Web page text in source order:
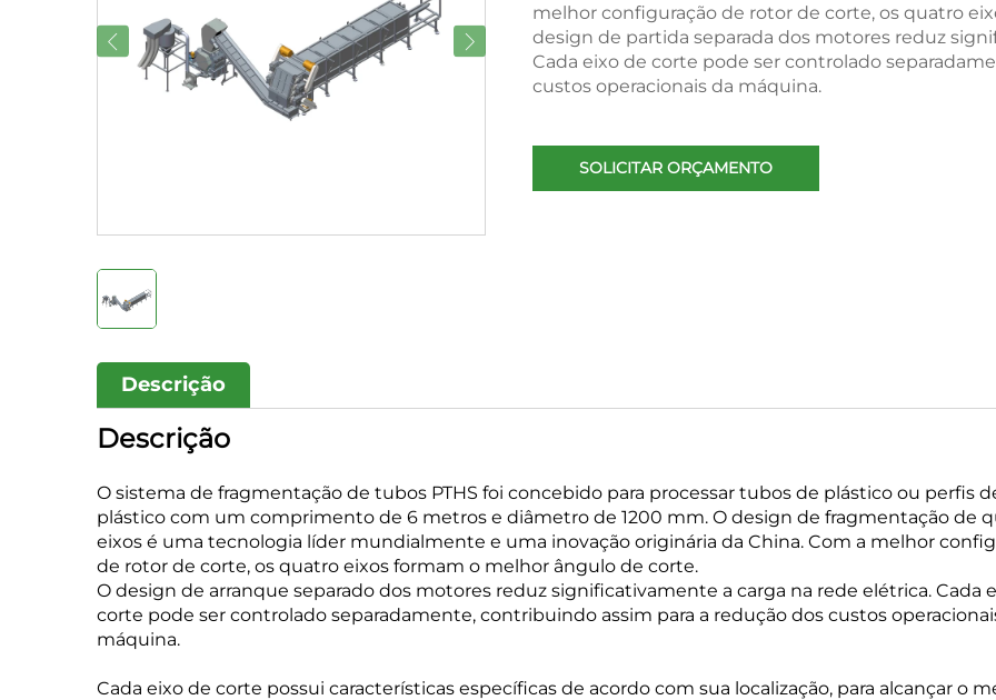
melhor configuração de rotor de corte, os quatro
design de partida separada dos motores reduz
Cada eixo de corte pode ser controlado
custos operacionais da máquina.
SOLICITAR ORÇAMENTO
Descrição
Descrição
O sistema de fragmentação de tubos PTHS foi concebido para processar tubos de plástico ou perfis
plástico com um comprimento de 6 metros e diâmetro de 1200 mm. O design de fragmentação de
eixos é uma tecnologia líder mundialmente e uma inovação originária da China. Com a melhor
de rotor de corte, os quatro eixos formam o melhor ângulo de corte.
O design de arranque separado dos motores reduz significativamente a carga na rede elétrica. Cada
corte pode ser controlado separadamente, contribuindo assim para a redução dos custos
máquina.
Cada eixo de corte possui características específicas de acordo com sua localização, para alcançar o